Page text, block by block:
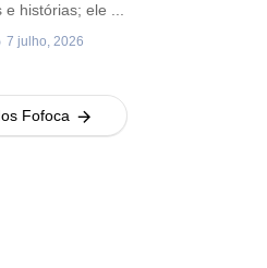
e histórias; ele ...
7 julho, 2026
Fofoca